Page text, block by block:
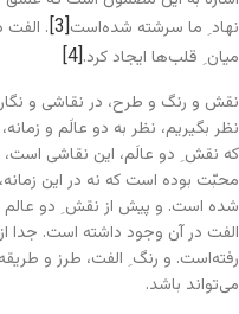
نهاد ِ ما سرشته شده‌است[3]
. الفت
میان ِ قلب‌ها ایجاد کرد.[4]
نقش و رنگ و طرح، در نقاشی و
نظر بگیریم، نظر به دو عالَم و
که نقش ِ دو عالَم، این نقاشی
محبّت بوده است که نه در این
شده است. و پیش از نقش ِ دو
الفت در آن وجود داشته است. جدا
رفته‌است. و رنگ ِ الفت، طرز و
می‌تواند باشد.